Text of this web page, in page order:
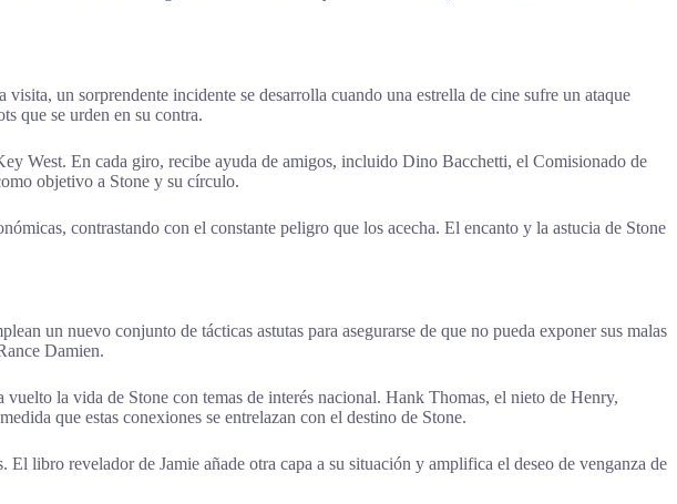
un sorprendente incidente se desarrolla cuando una estrella de cine sufre un ataque
que se urden en su contra.
West. En cada giro, recibe ayuda de amigos, incluido Dino Bacchetti, el Comisionado de
objetivo a Stone y su círculo.
contrastando con el constante peligro que los acecha. El encanto y la astucia de Stone
un nuevo conjunto de tácticas astutas para asegurarse de que no pueda exponer sus malas
Damien.
la vida de Stone con temas de interés nacional. Hank Thomas, el nieto de Henry,
que estas conexiones se entrelazan con el destino de Stone.
libro revelador de Jamie añade otra capa a su situación y amplifica el deseo de venganza de